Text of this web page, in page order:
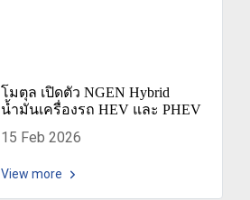
โมตุล เปิดตัว NGEN Hybrid
น้ำมันเครื่องรถ HEV และ PHEV
15 Feb 2026
View more